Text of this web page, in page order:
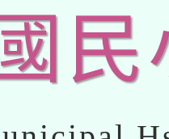
民